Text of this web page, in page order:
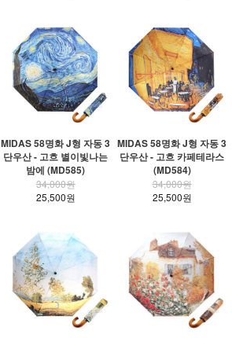
MIDAS 58명화 J형 자동 3
단우산 - 고흐 별이빛나는
밤에 (MD585)
34,000원
25,500원
MIDAS 58명화 J형 자동 3
단우산 - 고흐 카페테라스
(MD584)
34,000원
25,500원